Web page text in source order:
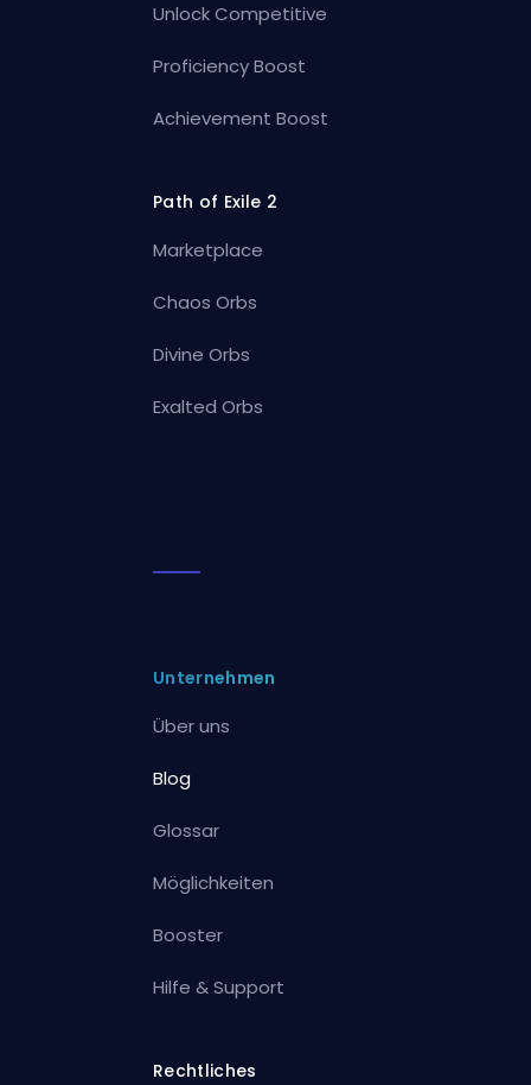
Unlock Competitive
Proficiency Boost
Achievement Boost
Path of Exile 2
Marketplace
Chaos Orbs
Divine Orbs
Exalted Orbs
Unternehmen
Über uns
Blog
Glossar
Möglichkeiten
Booster
Hilfe & Support
Rechtliches